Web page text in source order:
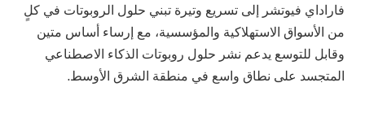
فاراداي فيوتشر إلى تسريع وتيرة تبني حلول الروبوتات في كلٍ
من الأسواق الاستهلاكية والمؤسسية، مع إرساء أساس متين
وقابل للتوسع يدعم نشر حلول روبوتات الذكاء الاصطناعي
المتجسد على نطاق واسع في منطقة الشرق الأوسط.